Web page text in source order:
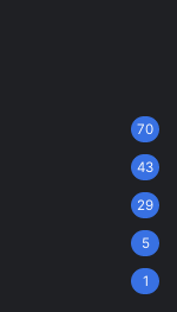
70
43
29
5
1